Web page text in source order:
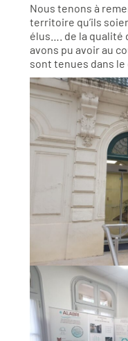
Nous tenons à
territoire qu’ils
élus…. de la qualité
avons pu avoir au
sont tenues dans